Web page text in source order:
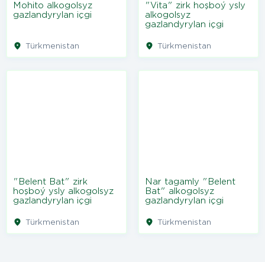
Mohito alkogolsyz
gazlandyrylan içgi
Türkmenistan
"Vita" zirk hoşboý ysly
alkogolsyz
gazlandyrylan içgi
Türkmenistan
"Belent Bat" zirk
hoşboý ysly alkogolsyz
gazlandyrylan içgi
Türkmenistan
Nar tagamly "Belent
Bat" alkogolsyz
gazlandyrylan içgi
Türkmenistan